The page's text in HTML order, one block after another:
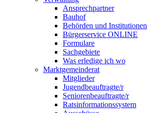
Ansprechpartner
Bauhof
Behörden und Institutionen
Bürgerservice ONLINE
Formulare
Sachgebiete
Was erledige ich wo
Marktgemeinderat
Mitglieder
Jugendbeauftragte/r
Seniorenbeauftragte/r
Ratsinformationssystem